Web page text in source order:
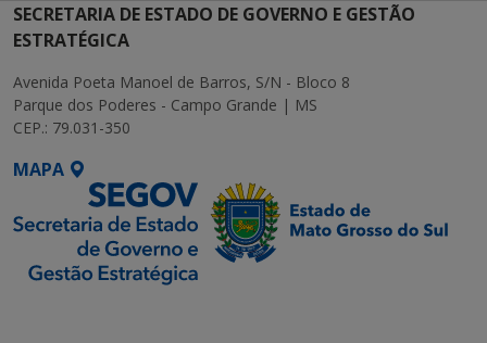
SECRETARIA DE ESTADO DE GOVERNO E GESTÃO
ESTRATÉGICA
Avenida Poeta Manoel de Barros, S/N - Bloco 8
Parque dos Poderes - Campo Grande | MS
CEP.: 79.031-350
MAPA